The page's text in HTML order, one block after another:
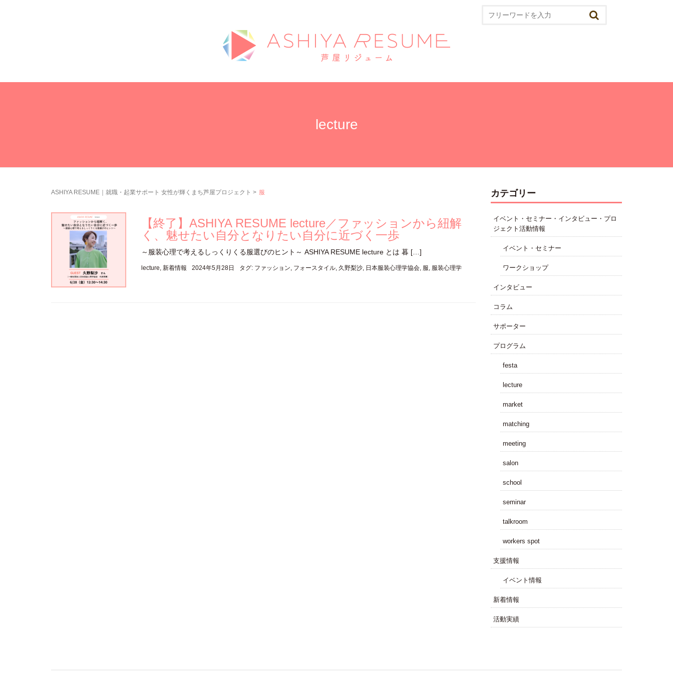
lecture
ASHIYA RESUME｜就職・起業サポート 女性が輝くまち芦屋プロジェクト > 服
【終了】ASHIYA RESUME lecture／ファッションから紐解
く、魅せたい自分となりたい自分に近づく一歩
～服装心理で考えるしっくりくる服選びのヒント～ ASHIYA RESUME lecture とは 暮 […]
lecture 新着情報 2024年5月28日 タグ: ファッション フォースタイル 久野梨沙 日本服装心理学協会 服 服装心理学
カテゴリー
イベント・セミナー・インタビュー・プロ
ジェクト活動情報
イベント・セミナー
ワークショップ
インタビュー
コラム
サポーター
プログラム
festa
lecture
market
matching
meeting
salon
school
seminar
talkroom
workers spot
⽀援情報
イベント情報
新着情報
活動実績